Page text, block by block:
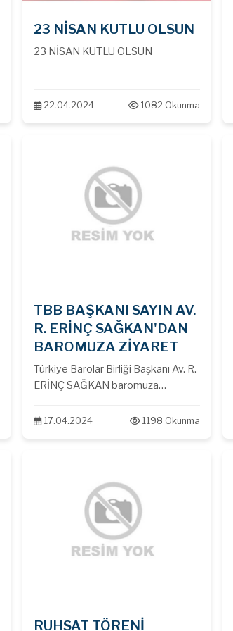
23 NİSAN KUTLU OLSUN
23 NİSAN KUTLU OLSUN
22.04.2024 1082 Okunma
TBB BAŞKANI SAYIN AV.
R. ERİNÇ SAĞKAN'DAN
BAROMUZA ZİYARET
Türkiye Barolar Birliği Başkanı Av. R.
ERİNÇ SAĞKAN baromuza
Başkana nezaket ziyaretlerinden
17.04.2024 1198 Okunma
RUHSAT TÖRENİ